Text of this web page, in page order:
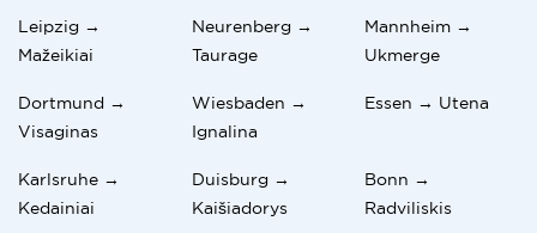
Leipzig →
Mažeikiai
Neurenberg →
Taurage
Mannheim →
Ukmerge
Dortmund →
Visaginas
Wiesbaden →
Ignalina
Essen → Utena
Karlsruhe →
Kedainiai
Duisburg →
Kaišiadorys
Bonn →
Radviliskis